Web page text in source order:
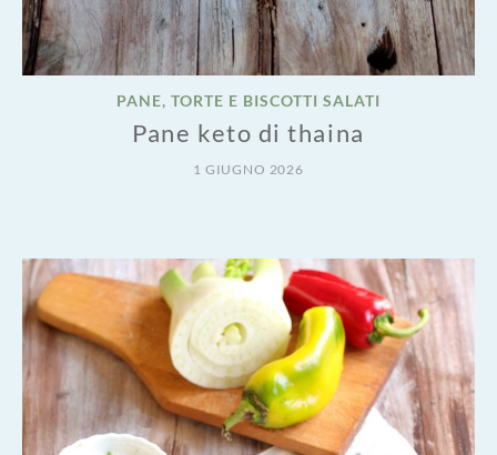
PANE, TORTE E BISCOTTI SALATI
Pane keto di thaina
1 GIUGNO 2026